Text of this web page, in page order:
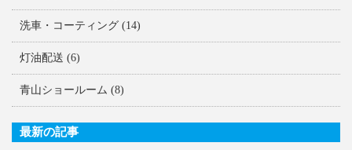
洗車・コーティング (14)
灯油配送 (6)
青山ショールーム (8)
最新の記事